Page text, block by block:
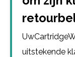
uitstekende